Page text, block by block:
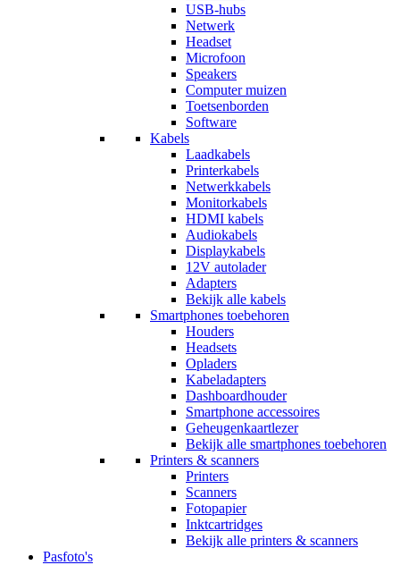
USB-hubs
Netwerk
Headset
Microfoon
Speakers
Computer muizen
Toetsenborden
Software
Kabels
Laadkabels
Printerkabels
Netwerkkabels
Monitorkabels
HDMI kabels
Audiokabels
Displaykabels
12V autolader
Adapters
Bekijk alle kabels
Smartphones toebehoren
Houders
Headsets
Opladers
Kabeladapters
Dashboardhouder
Smartphone accessoires
Geheugenkaartlezer
Bekijk alle smartphones toebehoren
Printers & scanners
Printers
Scanners
Fotopapier
Inktcartridges
Bekijk alle printers & scanners
Pasfoto's